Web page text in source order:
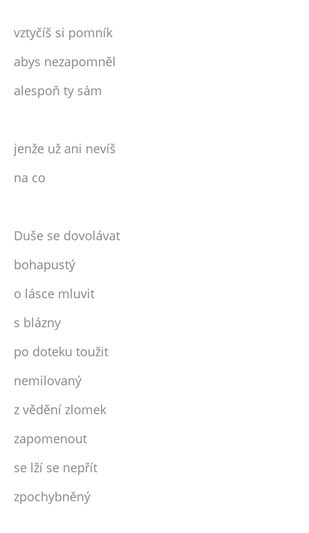
vztyčíš si pomník
abys nezapomněl
alespoň ty sám
jenže už ani nevíš
na co
Duše se dovolávat
bohapustý
o lásce mluvit
s blázny
po doteku toužit
nemilovaný
z vědění zlomek
zapomenout
se lží se nepřít
zpochybněný